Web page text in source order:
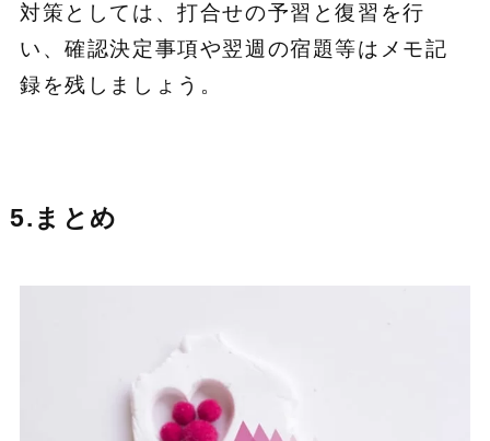
対策としては、打合せの予習と復習を行
い、確認決定事項や翌週の宿題等はメモ記
録を残しましょう。
5.まとめ